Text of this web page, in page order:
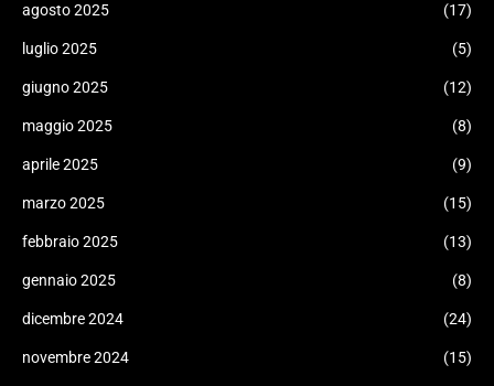
agosto 2025 (17)
luglio 2025 (5)
giugno 2025 (12)
maggio 2025 (8)
aprile 2025 (9)
marzo 2025 (15)
febbraio 2025 (13)
gennaio 2025 (8)
dicembre 2024 (24)
novembre 2024 (15)